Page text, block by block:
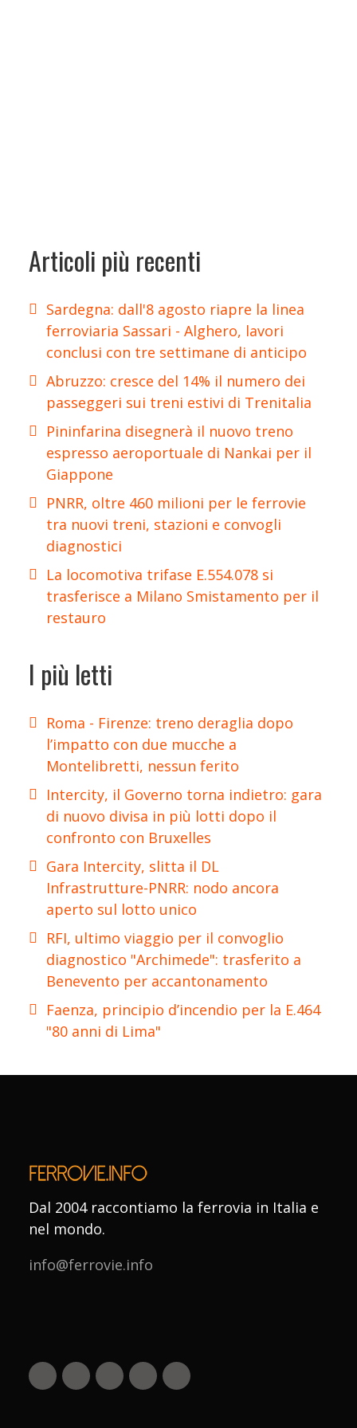
Articoli più recenti
Sardegna: dall'8 agosto riapre la linea
ferroviaria Sassari - Alghero, lavori
conclusi con tre settimane di anticipo
Abruzzo: cresce del 14% il numero dei
passeggeri sui treni estivi di Trenitalia
Pininfarina disegnerà il nuovo treno
espresso aeroportuale di Nankai per il
Giappone
PNRR, oltre 460 milioni per le ferrovie
tra nuovi treni, stazioni e convogli
diagnostici
La locomotiva trifase E.554.078 si
trasferisce a Milano Smistamento per il
restauro
I più letti
Roma - Firenze: treno deraglia dopo
l’impatto con due mucche a
Montelibretti, nessun ferito
Intercity, il Governo torna indietro: gara
di nuovo divisa in più lotti dopo il
confronto con Bruxelles
Gara Intercity, slitta il DL
Infrastrutture-PNRR: nodo ancora
aperto sul lotto unico
RFI, ultimo viaggio per il convoglio
diagnostico "Archimede": trasferito a
Benevento per accantonamento
Faenza, principio d’incendio per la E.464
"80 anni di Lima"
Dal 2004 raccontiamo la ferrovia in Italia e
nel mondo.
info@ferrovie.info